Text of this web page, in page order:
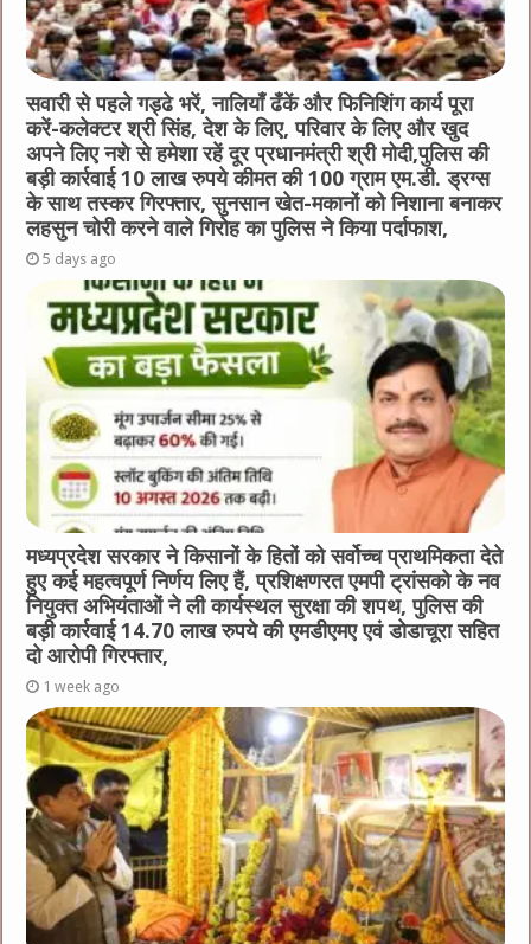
सवारी से पहले गड्ढे भरें, नालियाँ ढँकें और फिनिशिंग कार्य पूरा
करें-कलेक्टर श्री सिंह, देश के लिए, परिवार के लिए और खुद
अपने लिए नशे से हमेशा रहें दूर प्रधानमंत्री श्री मोदी,पुलिस की
बड़ी कार्रवाई 10 लाख रुपये कीमत की 100 ग्राम एम.डी. ड्रग्स
के साथ तस्कर गिरफ्तार, सुनसान खेत-मकानों को निशाना बनाकर
लहसुन चोरी करने वाले गिरोह का पुलिस ने किया पर्दाफाश,
5 days ago
मध्यप्रदेश सरकार ने किसानों के हितों को सर्वोच्च प्राथमिकता देते
हुए कई महत्वपूर्ण निर्णय लिए हैं, प्रशिक्षणरत एमपी ट्रांसको के नव
नियुक्त अभियंताओं ने ली कार्यस्थल सुरक्षा की शपथ, पुलिस की
बड़ी कार्रवाई 14.70 लाख रुपये की एमडीएमए एवं डोडाचूरा सहित
दो आरोपी गिरफ्तार,
1 week ago